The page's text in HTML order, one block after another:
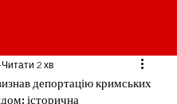
депортацію кримських
історична
Читати 2 хв